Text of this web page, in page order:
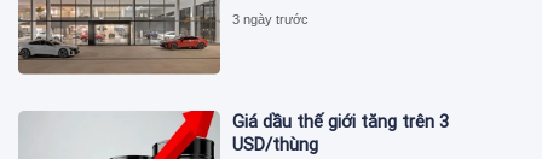
3 ngày trước
Giá dầu thế giới tăng trên 3
USD/thùng